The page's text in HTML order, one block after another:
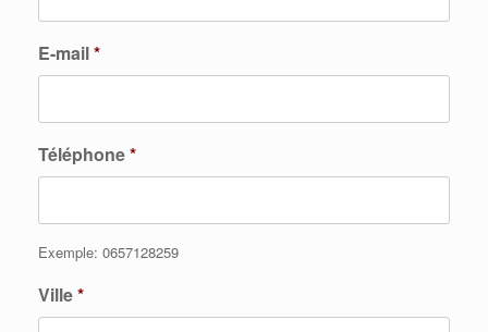
E-mail*
Téléphone*
Exemple: 0657128259
Ville*